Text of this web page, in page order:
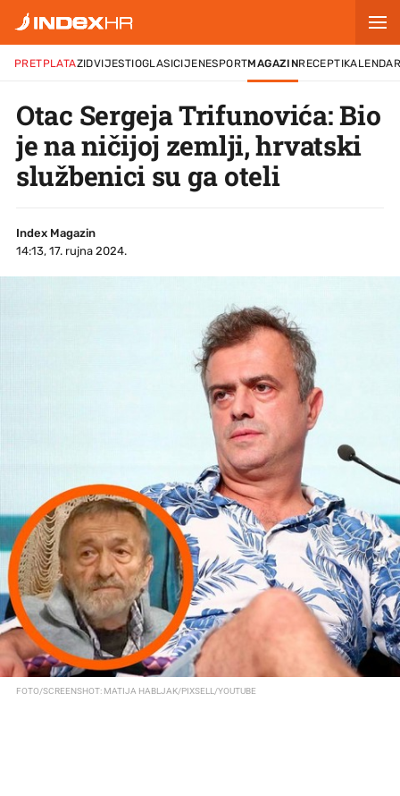
PRETPLATAZIDVIJESTIOGLASICIJENESPORTMAGAZINRECEPTI
Otac Sergeja Trifunovića: Bio
je na ničijoj zemlji, hrvatski
službenici su ga oteli
Index Magazin
14:13, 17. rujna 2024.
FOTO/SCREENSHOT: MATIJA HABLJAK/PIXSELL/YOUTUBE